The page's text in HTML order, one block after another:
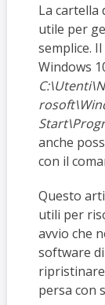
La cartella
utile per
semplice.
Windows
anche
con il
Questo
utili per
avvio che
software
persa con